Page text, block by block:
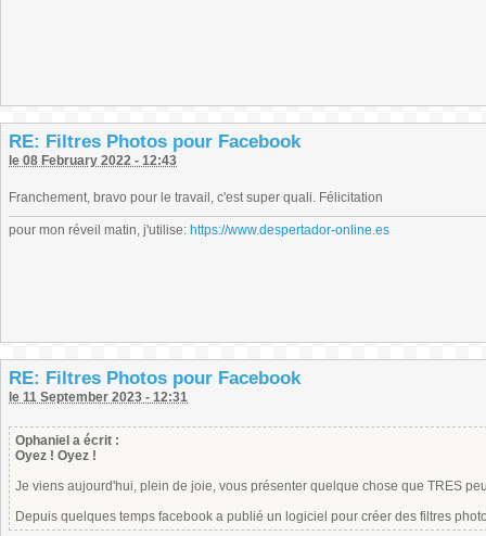
RE: Filtres Photos pour Facebook
le 08 February 2022 - 12:43
Franchement, bravo pour le travail, c'est super quali. Félicitation
pour mon réveil matin, j'utilise: https://www.despertador-online.es
RE: Filtres Photos pour Facebook
le 11 September 2023 - 12:31
Ophaniel a écrit :
Oyez ! Oyez !
Je viens aujourd'hui, plein de joie, vous présenter quelque chose que TRES
Depuis quelques temps facebook a publié un logiciel pour créer des filtres